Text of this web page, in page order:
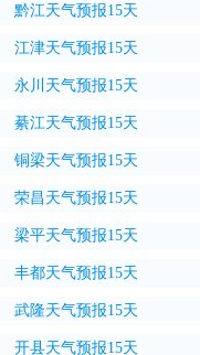
黔江天气预报15天
江津天气预报15天
永川天气预报15天
綦江天气预报15天
铜梁天气预报15天
荣昌天气预报15天
梁平天气预报15天
丰都天气预报15天
武隆天气预报15天
开县天气预报15天